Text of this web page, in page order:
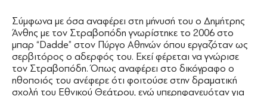
Σύμφωνα με όσα αναφέρει στη μήνυσή του ο Δημήτρης
Άνθης με τον Στραβοπόδη γνωρίστηκε το 2006 στο
μπαρ “Dadde” στον Πύργο Αθηνών όπου εργαζόταν ως
σερβιτόρος ο αδερφός του. Εκεί φέρεται να γνώρισε
τον Στραβοπόδη. Όπως αναφέρει στο δικόγραφο ο
ηθοποιός του ανέφερε ότι φοιτούσε στην δραματική
σχολή του Εθνικού Θεάτρου, ενώ υπερηφανευόταν για